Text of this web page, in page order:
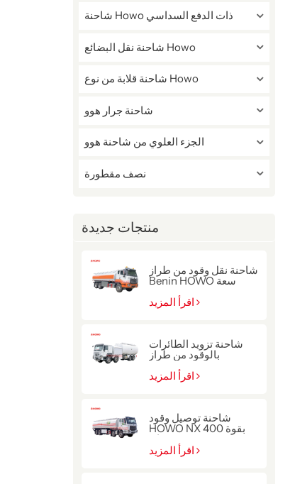
شاحنة Howo ذات الدفع السداسي
شاحنة نقل البضائع Howo
شاحنة قلابة من نوع Howo
شاحنة جرار هوو
الجزء العلوي من شاحنة هوو
نصف مقطورة
منتجات جديدة
شاحنة نقل وقود من طراز
Benin HOWO سعة
اقرأ المزيد
شاحنة تزويد الطائرات
بالوقود من طراز
سينوتروك هوو ذات الدفع
8x4
اقرأ المزيد
شاحنة توصيل وقود
HOWO NX بقوة 400
حصان
اقرأ المزيد